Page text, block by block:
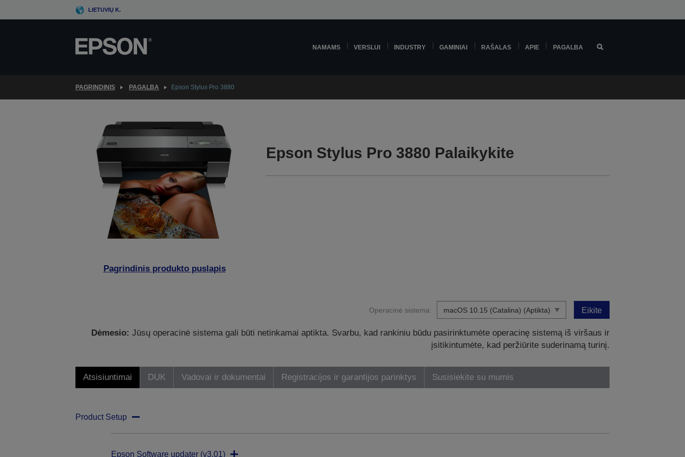
to
LIETUVIŲ K.
NAMAMS VERSLUI INDUSTRY GAMINIAI RAŠALAS APIE PAGALBA
PAGRINDINIS PAGALBA Epson Stylus Pro 3880
Pagrindinis produkto puslapis
Epson Stylus Pro 3880 Palaikykite
Operacinė sistema: Eikite
Dėmesio: Jūsų operacinė sistema gali būti netinkamai aptikta. Svarbu, kad rankiniu būdu pasirinktumėte operacinę sistemą iš viršaus ir
įsitikintumėte, kad peržiūrite suderinamą turinį.
Atsisiuntimai DUK Vadovai ir dokumentai Registracijos ir garantijos parinktys Susisiekite su mumis
Product Setup
Epson Software updater (v3.01)